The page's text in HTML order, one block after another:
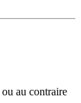
ou au contraire